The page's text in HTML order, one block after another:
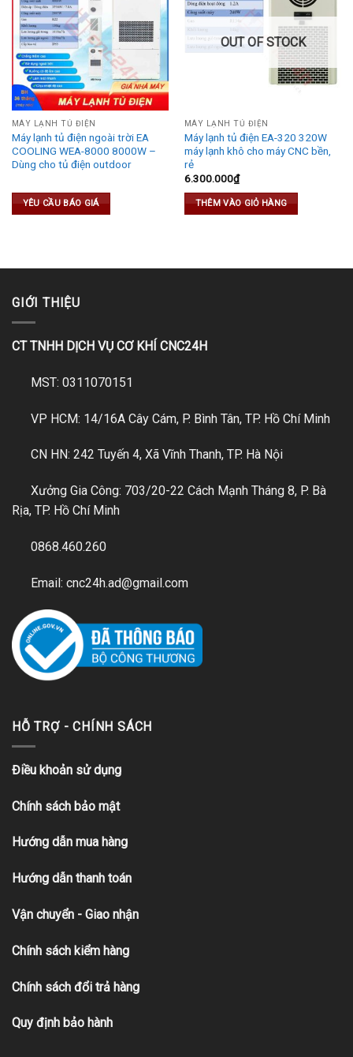
MÁY LẠNH TỦ ĐIỆN
Máy lạnh tủ điện ngoài trời EA
COOLING WEA-8000 8000W –
Dùng cho tủ điện outdoor
YÊU CẦU BÁO GIÁ
OUT OF STOCK
MÁY LẠNH TỦ ĐIỆN
Máy lạnh tủ điện EA-320 320W
máy lạnh khô cho máy CNC bền,
rẻ
6.300.000₫
THÊM VÀO GIỎ HÀNG
GIỚI THIỆU
CT TNHH DỊCH VỤ CƠ KHÍ CNC24H
MST: 0311070151
VP HCM: 14/16A Cây Cám, P. Bình Tân, TP. Hồ Chí Minh
CN HN: 242 Tuyến 4, Xã Vĩnh Thanh, TP. Hà Nội
Xưởng Gia Công: 703/20-22 Cách Mạnh Tháng 8, P. Bà
Rịa, TP. Hồ Chí Minh
0868.460.260
Email: cnc24h.ad@gmail.com
HỖ TRỢ - CHÍNH SÁCH
Điều khoản sử dụng
Chính sách bảo mật
Hướng dẫn mua hàng
Hướng dẫn thanh toán
Vận chuyển - Giao nhận
Chính sách kiểm hàng
Chính sách đổi trả hàng
Quy định bảo hành